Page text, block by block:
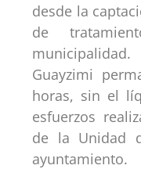
desde la
de
Guayzimi
horas, sin el
esfuerzos
de la Unidad
ayuntamiento.